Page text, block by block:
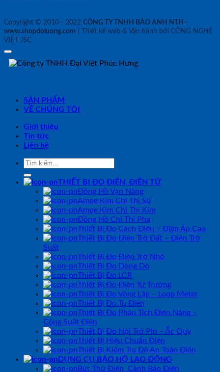
Copyright © 2010 - 2022 CÔNG TY TNHH BẢO ANH NTH -
www.shopdoluong.com | Thiết kế web & Vận hành bởi CÔNG NGHỆ
VIỆT JSC
SẢN PHẨM
VỀ CHÚNG TÔI
Giới thiệu
Tin tức
Liên hệ
Tìm
THIẾT BỊ ĐO ĐIỆN, ĐIỆN TỬ
Đồng Hồ Vạn Năng
Ampe Kìm Chỉ Thị Số
Ampe Kìm Chỉ Thị Kim
Đồng Hồ Chỉ Thị Pha
Thiết Bị Đo Cách Điện – Điện Áp Cao
Thiết Bị Đo Điện Trở Đất – Điện Trở
Suất
Thiết Bị Đo Điện Trở Nhỏ
Thiết Bị Đo Dòng Dò
Thiết Bị Đo LCR
Thiết Bị Đo Điện Từ Trường
Thiết Bị Đo Vòng Lặp – Loop Meter
Thiết Bị Đo Tụ Điện
Thiết Bị Đo Phân Tích Điện Năng –
Công Suất Điện
Thiết Bị Đo Nội Trở Pin – Ắc Quy
Thiết Bị Hiệu Chuẩn Điện
Thiết Bị Kiểm Tra Độ An Toàn Điện
DỤNG CỤ BẢO HỘ LAO ĐỘNG
Bút Thử Điện, Cảnh Báo Điện